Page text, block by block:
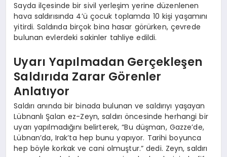
Sayda ilçesinde bir sivil yerleşim yerine düzenlenen
hava saldırısında 4’ü çocuk toplamda 10 kişi yaşamını
yitirdi. Saldırıda birçok bina hasar görürken, çevrede
bulunan evlerdeki sakinler tahliye edildi.
Uyarı Yapılmadan Gerçekleşen
Saldırıda Zarar Görenler
Anlatıyor
Saldırı anında bir binada bulunan ve saldırıyı yaşayan
Lübnanlı Şalan ez-Zeyn, saldırı öncesinde herhangi bir
uyarı yapılmadığını belirterek, “Bu düşman, Gazze’de,
Lübnan’da, Irak’ta hep bunu yapıyor. Tarihi boyunca
hep böyle korkak ve cani olmuştur.” dedi. Zeyn, saldırı